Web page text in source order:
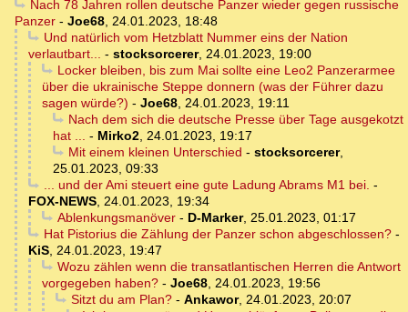
Nach 78 Jahren rollen deutsche Panzer wieder gegen russische
Panzer - Joe68, 24.01.2023, 18:48
Und natürlich vom Hetzblatt Nummer eins der Nation
verlautbart... - stocksorcerer, 24.01.2023, 19:00
Locker bleiben, bis zum Mai sollte eine Leo2 Panzerarmee
über die ukrainische Steppe donnern (was der Führer dazu
sagen würde?) - Joe68, 24.01.2023, 19:11
Nach dem sich die deutsche Presse über Tage ausgekotzt
hat ... - Mirko2, 24.01.2023, 19:17
Mit einem kleinen Unterschied - stocksorcerer,
25.01.2023, 09:33
... und der Ami steuert eine gute Ladung Abrams M1 bei. -
FOX-NEWS, 24.01.2023, 19:34
Ablenkungsmanöver- D-Marker, 25.01.2023, 01:17
Hat Pistorius die Zählung der Panzer schon abgeschlossen?-
KiS, 24.01.2023, 19:47
Wozu zählen wenn die transatlantischen Herren die Antwort
vorgegeben haben? - Joe68, 24.01.2023, 19:56
Sitzt du am Plan?- Ankawor, 24.01.2023, 20:07